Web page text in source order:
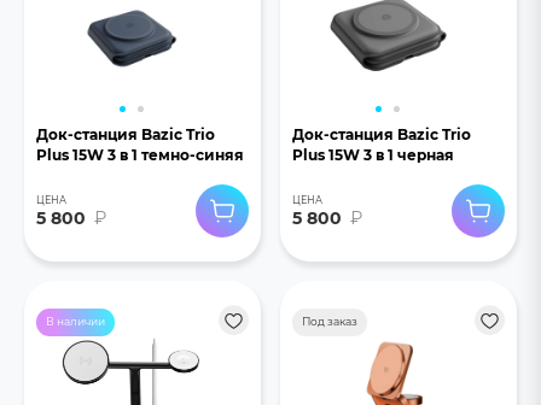
Док-станция Bazic Trio
Plus 15W 3 в 1 темно-синяя
ЦЕНА
5 800 ₽
Док-станция Bazic Trio
Plus 15W 3 в 1 черная
ЦЕНА
5 800 ₽
В наличии Под заказ